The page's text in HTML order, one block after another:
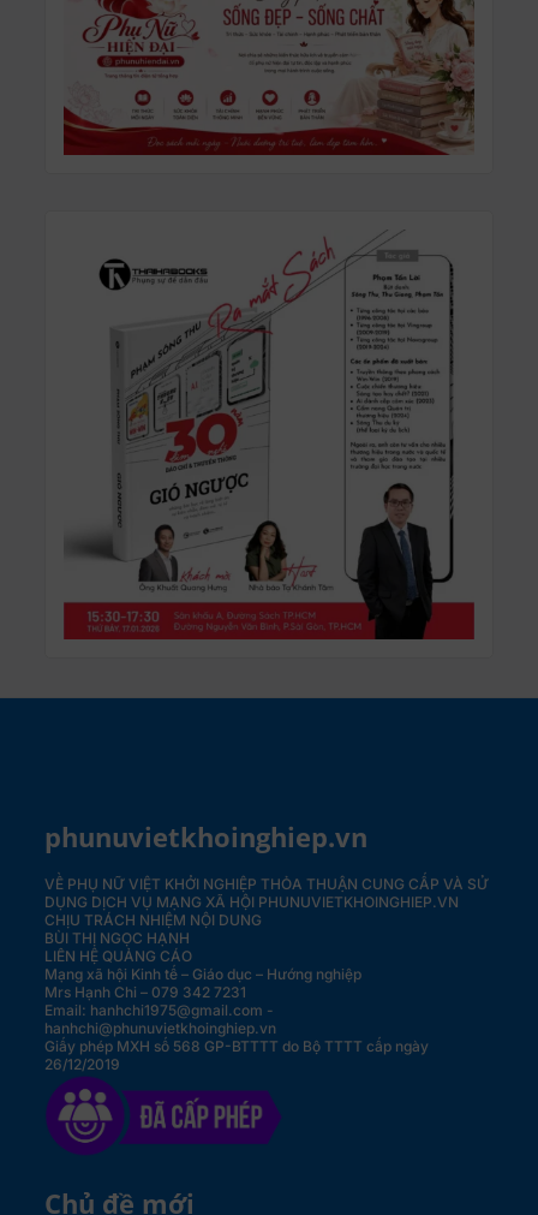
phunuvietkhoinghiep.vn
VỀ PHỤ NỮ VIỆT KHỞI NGHIỆPTHỎA THUẬN CUNG CẤP VÀ SỬ
DỤNG DỊCH VỤ MẠNG XÃ HỘI PHUNUVIETKHOINGHIEP.VN
CHỊU TRÁCH NHIỆM NỘI DUNG
BÙI THỊ NGỌC HẠNH
LIÊN HỆ QUẢNG CÁO
Mạng xã hội Kinh tế – Giáo dục – Hướng nghiệp
Mrs Hạnh Chi – 079 342 7231
Email: hanhchi1975@gmail.com -
hanhchi@phunuvietkhoinghiep.vn
Giấy phép MXH số 568 GP-BTTTT do Bộ TTTT cấp ngày
26/12/2019
Chủ đề mới